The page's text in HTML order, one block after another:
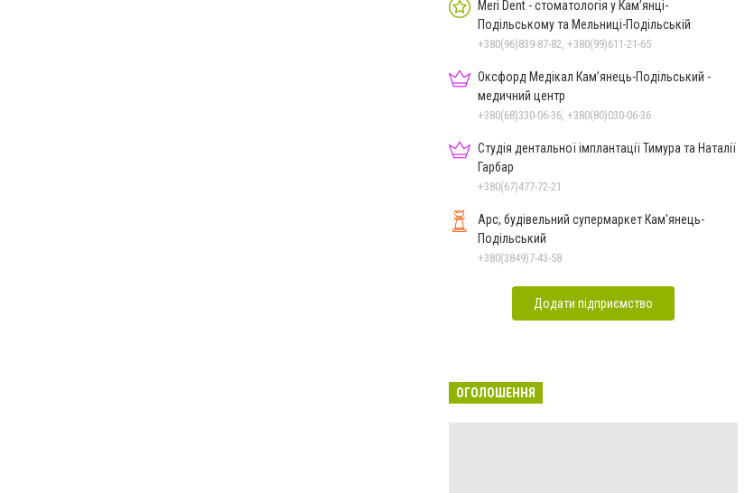
Meri Dent - стоматологія у Кам’янці-
Подільському та Мельниці-Подільській
+380(96)839-87-82, +380(99)611-21-65
Оксфорд Медікал Кам’янець-Подільський -
медичний центр
+380(68)330-06-36, +380(80)030-06-36
Студія дентальної імплантації Тимура та Наталії
Гарбар
+380(67)477-72-21
Арс, будівельний супермаркет Кам'янець-
Подільський
+380(3849)7-43-58
Додати підприємство
ОГОЛОШЕННЯ